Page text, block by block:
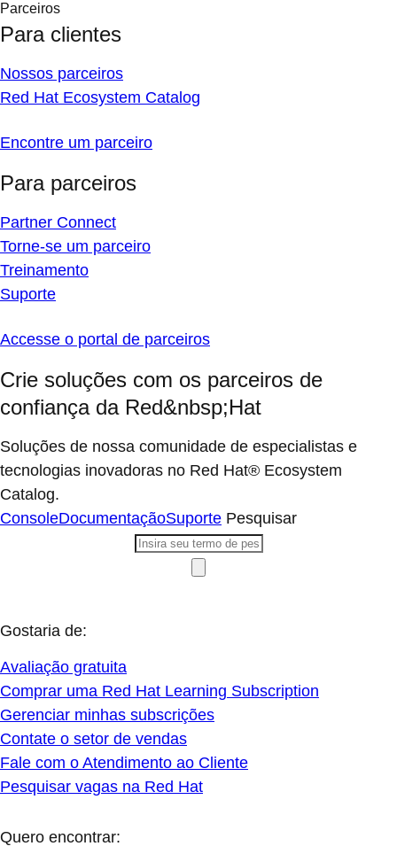
Parceiros
Para clientes
Nossos parceiros
Red Hat Ecosystem Catalog
Encontre um parceiro
Para parceiros
Partner Connect
Torne-se um parceiro
Treinamento
Suporte
Accesse o portal de parceiros
Crie soluções com os parceiros de
confiança da Red&nbsp;Hat
Soluções de nossa comunidade de especialistas e
tecnologias inovadoras no Red Hat® Ecosystem
Catalog.
ConsoleDocumentaçãoSuporte Pesquisar
Gostaria de:
Avaliação gratuita
Comprar uma Red Hat Learning Subscription
Gerenciar minhas subscrições
Contate o setor de vendas
Fale com o Atendimento ao Cliente
Pesquisar vagas na Red Hat
Quero encontrar: